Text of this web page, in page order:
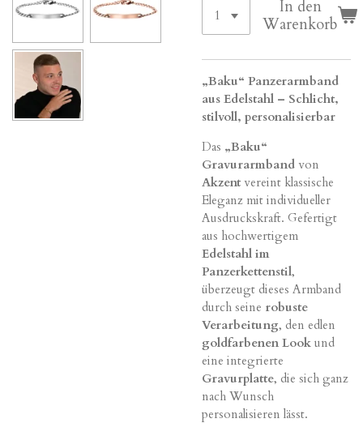
In den
Warenkorb
„Baku“ Panzerarmband
aus Edelstahl – Schlicht,
stilvoll, personalisierbar
Das „Baku“
Gravurarmband von
Akzent vereint klassische
Eleganz mit individueller
Ausdruckskraft. Gefertigt
aus hochwertigem
Edelstahl im
Panzerkettenstil,
überzeugt dieses Armband
durch seine robuste
Verarbeitung, den edlen
goldfarbenen Look und
eine integrierte
Gravurplatte, die sich ganz
nach Wunsch
personalisieren lässt.